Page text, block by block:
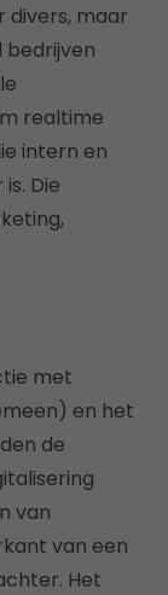
divers, maar
bedrijven
realtime
intern en
Die
met
en het
de
van
van een
Het